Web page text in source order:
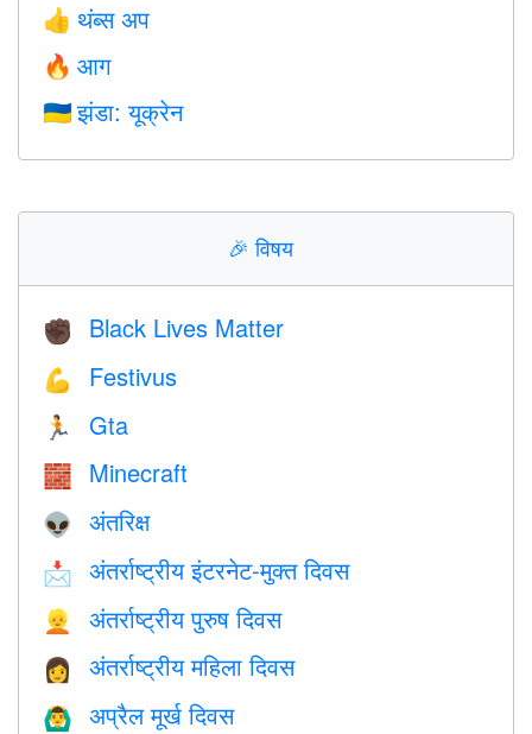
👍 थंब्स अप
🔥 आग
🇺🇦 झंडा: यूक्रेन
🎉विषय
✊🏿 Black Lives Matter
💪 Festivus
🏃 Gta
🧱 Minecraft
👽 अंतरिक्ष
📩 अंतर्राष्ट्रीय इंटरनेट-मुक्त दिवस
👱 अंतर्राष्ट्रीय पुरुष दिवस
👩 अंतर्राष्ट्रीय महिला दिवस
🙆‍♂️ अप्रैल मूर्ख दिवस